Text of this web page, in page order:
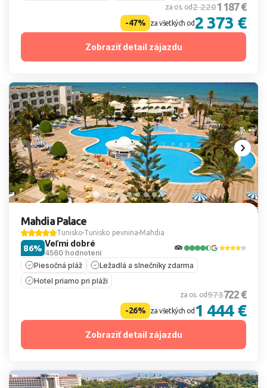
za os. od2 2201 187 €
-47% za všetkých od2 373 €
Zobraziť detail zájazdu
Mahdia Palace
Tunisko Tunisko pevnina Mahdia
Veľmi dobré
4560 hodnotení
86%
Piesočná pláž
Ležadlá a slnečníky zdarma
Hotel priamo pri pláži
za os. od973722 €
-26% za všetkých od 1 444 €
Zobraziť detail zájazdu